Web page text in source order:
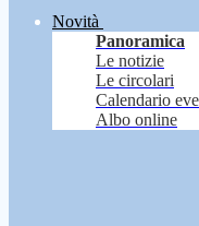
Novità
Panoramica
Le notizie
Le circolari
Calendario
Albo online